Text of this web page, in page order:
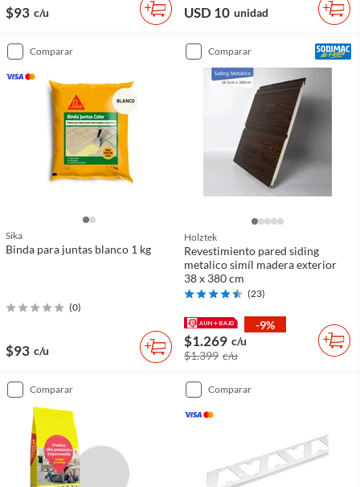
$93 c/u USD 10 unidad
comparar
Sika
Binda para juntas blanco 1 kg
(0)
$93 c/u
comparar
Holztek
Revestimiento pared siding
metalico simíl madera exterior
38 x 380 cm
(23)
-9%
$1.269 c/u
$1.399 c/u
comparar comparar